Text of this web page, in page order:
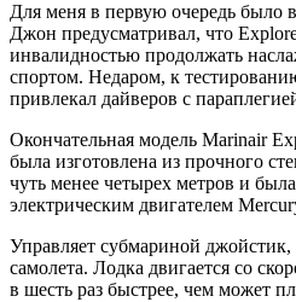
Для меня в первую очередь было
Джон предусматривал, что
инвалидностью продолжать
спортом. Недаром, к
привлекал дайверов с
Окончательная модель Marinair
была изготовлена из прочного
чуть менее четырех метров и
электрическим двигателем
Управляет субмариной
самолета. Лодка двигается со
в шесть раз быстрее, чем может